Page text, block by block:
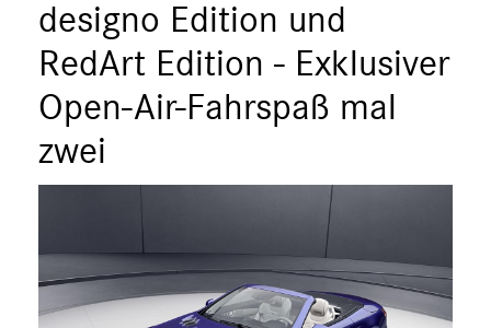
AMG
Maybach
Mercedes-Benz
A-Klasse
E-Klasse T-Modell
designo Edition und
RedArt Edition - Exklusiver
Open-Air-Fahrspaß mal
zwei